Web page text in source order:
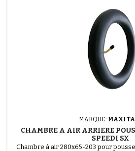
MARQUE: MAXI
CHAMBRE À AIR ARRIÈRE
SPEEDI SX
Chambre à air 280x65-203 pour